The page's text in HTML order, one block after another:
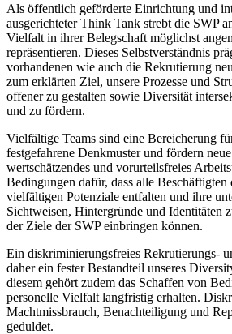
Als öffentlich geförderte Einrichtung und
ausgerichteter Think Tank strebt die SWP
Vielfalt in ihrer Belegschaft möglichst
repräsentieren. Dieses Selbstverständnis
vorhandenen wie auch die Rekrutierung
zum erklärten Ziel, unsere Prozesse und
offener zu gestalten sowie Diversität
und zu fördern.
Vielfältige Teams sind eine Bereicherung
festgefahrene Denkmuster und fördern
wertschätzendes und vorurteilsfreies
Bedingungen dafür, dass alle Beschäftigten
vielfältigen Potenziale entfalten und ihre
Sichtweisen, Hintergründe und Identitäten
der Ziele der SWP einbringen können.
Ein diskriminierungsfreies Rekrutierungs-
daher ein fester Bestandteil unseres
diesem gehört zudem das Schaffen von
personelle Vielfalt langfristig erhalten.
Machtmissbrauch, Benachteiligung und
geduldet.